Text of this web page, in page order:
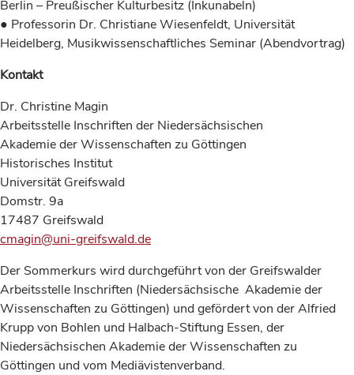
Berlin – Preußischer Kulturbesitz (Inkunabeln)
● Professorin Dr. Christiane Wiesenfeldt, Universität
Heidelberg, Musikwissenschaftliches Seminar (Abendvortrag)
Kontakt
Dr. Christine Magin
Arbeitsstelle Inschriften der Niedersächsischen
Akademie der Wissenschaften zu Göttingen
Historisches Institut
Universität Greifswald
Domstr. 9a
17487 Greifswald
cmagin@uni-greifswald.de
Der Sommerkurs wird durchgeführt von der Greifswalder
Arbeitsstelle Inschriften (Niedersächsische Akademie der
Wissenschaften zu Göttingen) und gefördert von der Alfried
Krupp von Bohlen und Halbach-Stiftung Essen, der
Niedersächsischen Akademie der Wissenschaften zu
Göttingen und vom Mediävistenverband.